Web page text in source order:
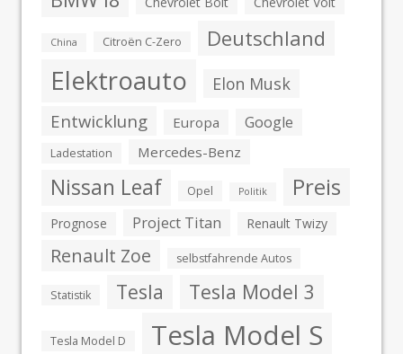
China Citroën C-Zero Deutschland
Elektroauto Elon Musk
Entwicklung Europa Google
Ladestation Mercedes-Benz
Nissan Leaf Opel Politik Preis
Prognose Project Titan Renault Twizy
Renault Zoe selbstfahrende Autos
Statistik Tesla Tesla Model 3
Tesla Model D Tesla Model S